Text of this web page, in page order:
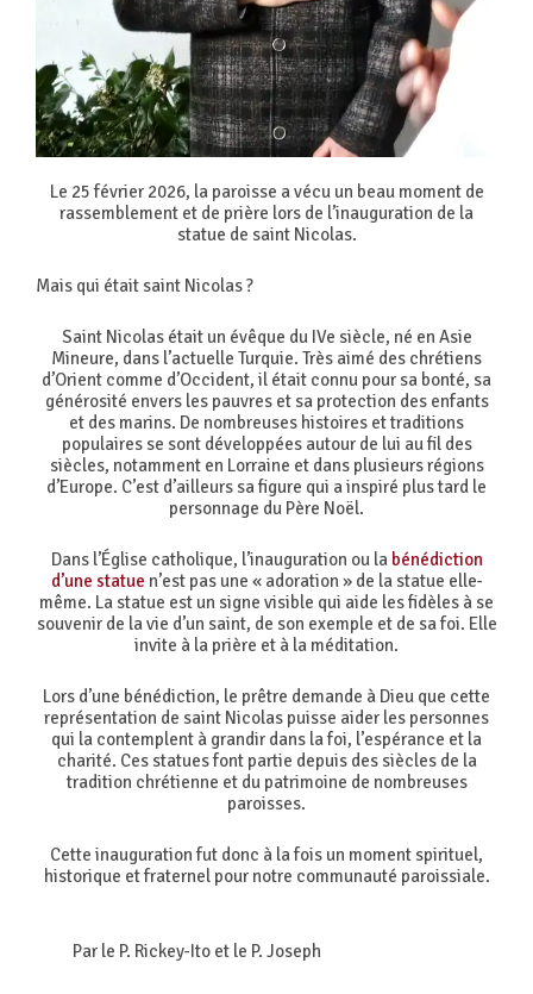
Le 25 février 2026, la paroisse a vécu un beau moment de
rassemblement et de prière lors de l’inauguration de la
statue de saint Nicolas.
Mais qui était saint Nicolas ?
Saint Nicolas était un évêque du IVe siècle, né en Asie
Mineure, dans l’actuelle Turquie. Très aimé des chrétiens
d’Orient comme d’Occident, il était connu pour sa bonté, sa
générosité envers les pauvres et sa protection des enfants
et des marins. De nombreuses histoires et traditions
populaires se sont développées autour de lui au fil des
siècles, notamment en Lorraine et dans plusieurs régions
d’Europe. C’est d’ailleurs sa figure qui a inspiré plus tard le
personnage du Père Noël.
Dans l’Église catholique, l’inauguration ou la bénédiction
d’une statue n’est pas une « adoration » de la statue elle-
même. La statue est un signe visible qui aide les fidèles à se
souvenir de la vie d’un saint, de son exemple et de sa foi. Elle
invite à la prière et à la méditation.
Lors d’une bénédiction, le prêtre demande à Dieu que cette
représentation de saint Nicolas puisse aider les personnes
qui la contemplent à grandir dans la foi, l’espérance et la
charité. Ces statues font partie depuis des siècles de la
tradition chrétienne et du patrimoine de nombreuses
paroisses.
Cette inauguration fut donc à la fois un moment spirituel,
historique et fraternel pour notre communauté paroissiale.
Par le P. Rickey-Ito et le P. Joseph